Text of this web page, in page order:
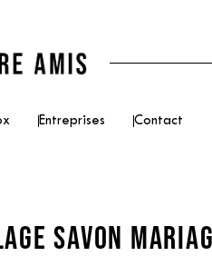
Entreprises Contact
SAVON